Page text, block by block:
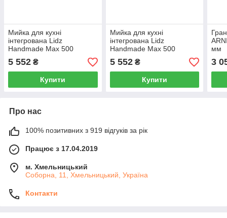
Мийка для кухні
інтегрована Lidz
Handmade Max 500
H7849BR Brushed Black
PVD, 3,0/1,0 мм, крило
праворуч, збільшена чаша
5 552 ₴
Купити
Мийка для кухні
інтегрована Lidz
Handmade Max 500
H7849BL Brushed Black
PVD, 3,0/1,0 мм, крило
зліва, збільшена чаша
5 552₴
Купити
мм
3
Про нас
100% позитивних з 919 відгуків за рік
Працює з 17.04.2019
м. Хмельницький
Соборна, 11, Хмельницький, Україна
Контакти